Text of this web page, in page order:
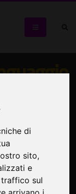
di
sito,
e
sul